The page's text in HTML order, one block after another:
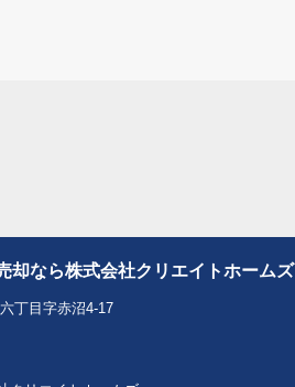
却なら株式会社クリエイトホームズ
丁目字赤沼4-17